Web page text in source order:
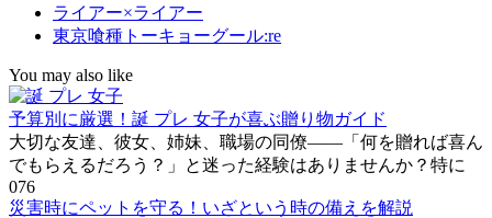
ライアー×ライアー
東京喰種トーキョーグール:re
You may also like
予算別に厳選！誕 プレ 女子が喜ぶ贈り物ガイド
大切な友達、彼女、姉妹、職場の同僚――「何を贈れば喜ん
でもらえるだろう？」と迷った経験はありませんか？特に
076
災害時にペットを守る！いざという時の備えを解説